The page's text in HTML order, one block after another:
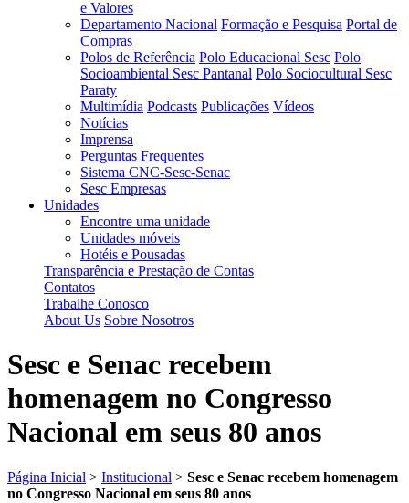
e Valores
Departamento Nacional Formação e Pesquisa Portal de
Compras
Polos de Referência Polo Educacional Sesc Polo
Socioambiental Sesc Pantanal Polo Sociocultural Sesc
Paraty
Multimídia Podcasts Publicações Vídeos
Notícias
Imprensa
Perguntas Frequentes
Sistema CNC-Sesc-Senac
Sesc Empresas
Unidades
Encontre uma unidade
Unidades móveis
Hotéis e Pousadas
Transparência e Prestação de Contas
Contatos
Trabalhe Conosco
About Us Sobre Nosotros
Sesc e Senac recebem
homenagem no Congresso
Nacional em seus 80 anos
Página Inicial > Institucional > Sesc e Senac recebem homenagem
no Congresso Nacional em seus 80 anos